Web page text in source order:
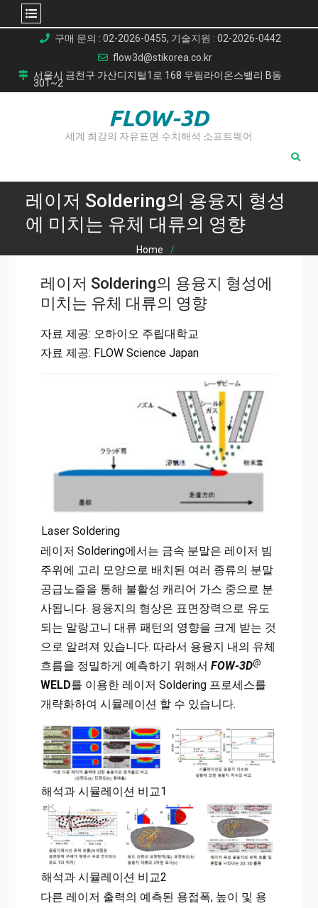
content
구매 문의 : 02-2026-0455, 기술지원 : 02-2026-0442
flow3d@stikorea.co.kr
서울시 금천구 가산디지털1로 168 우림라이온스밸리 B동
301~2
FLOW-3D
세계 최강의 자유표면 수치해석 소프트웨어
레이저 Soldering의 용융지 형성
에 미치는 유체 대류의 영향
Home
레이저 Soldering의 용융지 형성에
미치는 유체 대류의 영향
자료 제공: 오하이오 주립대학교
자료 제공: FLOW Science Japan
Laser Soldering
레이저 Soldering에서는 금속 분말은 레이저 빔
주위에 고리 모양으로 배치된 여러 종류의 분말
공급노즐을 통해 불활성 캐리어 가스 중으로 분
사됩니다. 용융지의 형상은 표면장력으로 유도
되는 말랑고니 대류 패턴의 영향을 크게 받는 것
으로 알려져 있습니다. 따라서 용융지 내의 유체
흐름을 정밀하게 예측하기 위해서 FOW-3D@
WELD를 이용한 레이저 Soldering 프로세스를
개략화하여 시뮬레이션 할 수 있습니다.
해석과 시뮬레이션 비교1
해석과 시뮬레이션 비교2
다른 레이저 출력의 예측된 용접폭, 높이 및 용